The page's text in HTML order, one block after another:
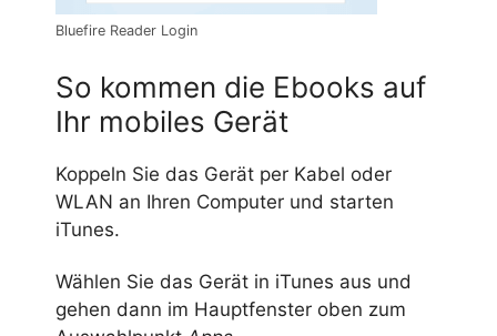
Bluefire Reader Login
So kommen die Ebooks auf
Ihr mobiles Gerät
Koppeln Sie das Gerät per Kabel oder
WLAN an Ihren Computer und starten
iTunes.
Wählen Sie das Gerät in iTunes aus und
gehen dann im Hauptfenster oben zum